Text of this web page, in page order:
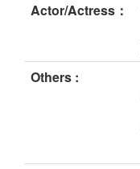
Actor/Actress：
Others :